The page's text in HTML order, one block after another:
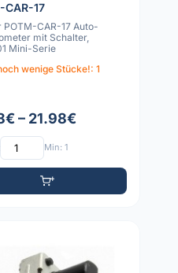
CAR-17
POTM-CAR-17 Auto-
mit Schalter,
Mini-Serie
wenige Stücke!: 1
– 21.98€
Min: 1